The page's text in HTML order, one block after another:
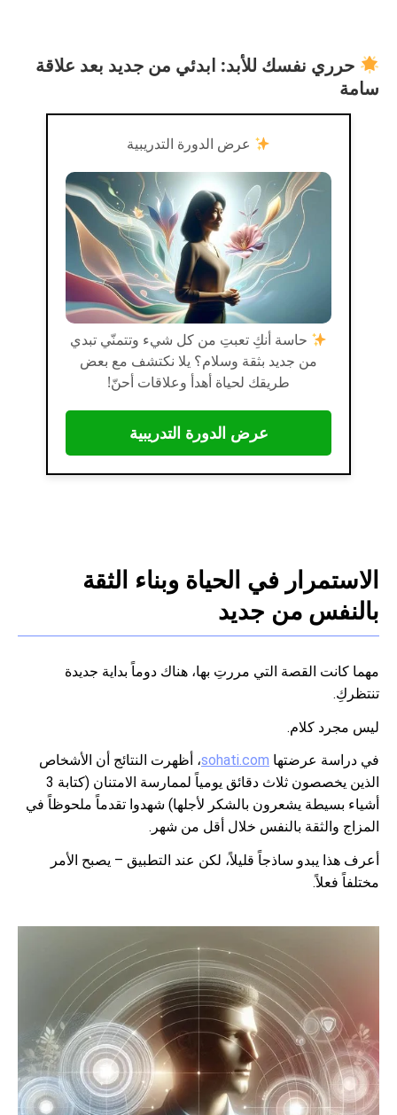
حرري نفسك للأبد: ابدئي من جديد بعد علاقة
سامة
عرض الدورة التدريبية
حاسة أنكِ تعبتِ من كل شيء وتتمنّي تبدي
من جديد بثقة وسلام؟ يلا نكتشف مع بعض
طريقك لحياة أهدأ وعلاقات أحنّ!
عرض الدورة التدريبية
الاستمرار في الحياة وبناء الثقة
بالنفس من جديد
مهما كانت القصة التي مررتِ بها، هناك دوماً بداية جديدة
تنتظركِ.
ليس مجرد كلام.
في دراسة عرضتها sohati.com، أظهرت النتائج أن الأشخاص
الذين يخصصون ثلاث دقائق يومياً لممارسة الامتنان (كتابة 3
أشياء بسيطة يشعرون بالشكر لأجلها) شهدوا تقدماً ملحوظاً في
المزاج والثقة بالنفس خلال أقل من شهر.
أعرف هذا يبدو ساذجاً قليلاً، لكن عند التطبيق – يصبح الأمر
مختلفاً فعلاً.